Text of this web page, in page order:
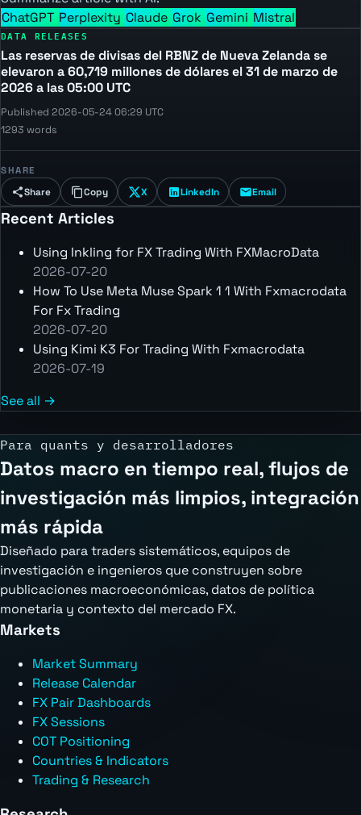
ChatGPT Perplexity Claude GrokGemini Mistral
DATA RELEASES
Las reservas de divisas del RBNZ de Nueva Zelanda se
elevaron a 60,719 millones de dólares el 31 de marzo de
2026 a las 05:00 UTC
Published 2026-05-24 06:29 UTC
1293 words
SHARE
Share Copy X LinkedIn Email
Recent Articles
Using Inkling for FX Trading With FXMacroData
2026-07-20
How To Use Meta Muse Spark 1 1 With Fxmacrodata
For Fx Trading
2026-07-20
Using Kimi K3 For Trading With Fxmacrodata
2026-07-19
See all →
Para quants y desarrolladores
Datos macro en tiempo real, flujos de
investigación más limpios, integración
más rápida
Diseñado para traders sistemáticos, equipos de
investigación e ingenieros que construyen sobre
publicaciones macroeconómicas, datos de política
monetaria y contexto del mercado FX.
Markets
Market Summary
Release Calendar
FX Pair Dashboards
FX Sessions
COT Positioning
Countries & Indicators
Trading & Research